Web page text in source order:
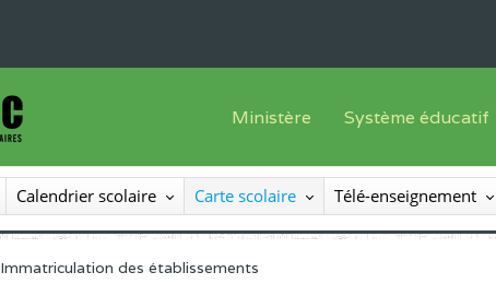
Ministère
Le Ministre
Le SEESEN
Système éducatif
Offre de formation
Progammes
Calendrier scolaire Carte scolaire Télé-enseignement
Immatriculation des établissements